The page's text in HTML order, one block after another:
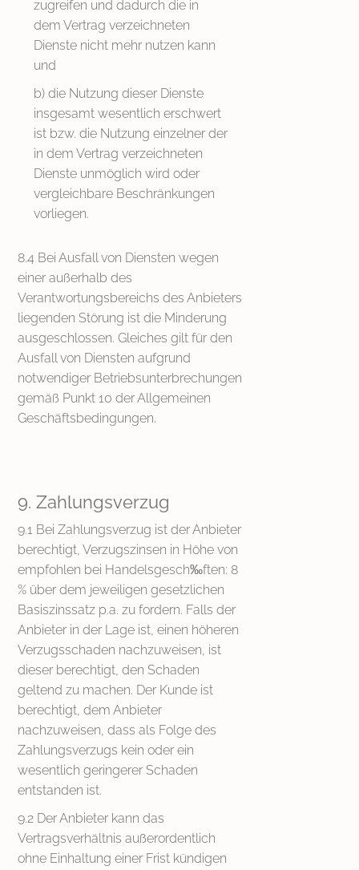
zugreifen und dadurch die in
dem Vertrag verzeichneten
Dienste nicht mehr nutzen kann
und
b) die Nutzung dieser Dienste
insgesamt wesentlich erschwert
ist bzw. die Nutzung einzelner der
in dem Vertrag verzeichneten
Dienste unmöglich wird oder
vergleichbare Beschränkungen
vorliegen.
8.4 Bei Ausfall von Diensten wegen
einer außerhalb des
Verantwortungsbereichs des Anbieters
liegenden Störung ist die Minderung
ausgeschlossen. Gleiches gilt für den
Ausfall von Diensten aufgrund
notwendiger Betriebsunterbrechungen
gemäß Punkt 10 der Allgemeinen
Geschäftsbedingungen.
9. Zahlungsverzug
9.1 Bei Zahlungsverzug ist der Anbieter
berechtigt, Verzugszinsen in Höhe von
empfohlen bei Handelsgesch‰ften: 8
% über dem jeweiligen gesetzlichen
Basiszinssatz p.a. zu fordern. Falls der
Anbieter in der Lage ist, einen höheren
Verzugsschaden nachzuweisen, ist
dieser berechtigt, den Schaden
geltend zu machen. Der Kunde ist
berechtigt, dem Anbieter
nachzuweisen, dass als Folge des
Zahlungsverzugs kein oder ein
wesentlich geringerer Schaden
entstanden ist.
9.2 Der Anbieter kann das
Vertragsverhältnis außerordentlich
ohne Einhaltung einer Frist kündigen